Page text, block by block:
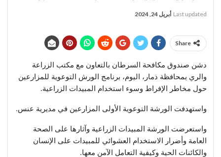
Last updated أبريل 24, 2024
Share
دشن صندوق مكافحة السرطان بالتعاون مع مكتب الزراعة
والري بمحافظة ذمار، اليوم، برنامج الورش التوعوية للمزارعين
حول مخاطر الإفراط وسوء استخدام المبيدات الزراعية.
واستهدفت الورشة التوعوية الأولى المزارعين في مديرية عنس.
واستعرضت الورشة المبيدات الزراعية وآثارها على الصحة
العامة وأضرار الاستخدام العشوائي للمبيدات على الإنسان
والكائنات الحية وكيفية التعامل الآمن معها.